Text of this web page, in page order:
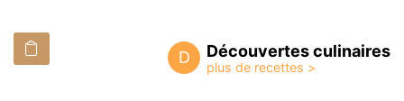
D Découvertes culinaires